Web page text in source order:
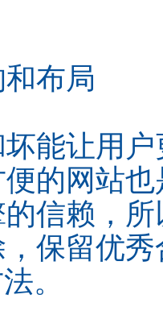
布局
能让用
的网站
信赖，
保留优
。